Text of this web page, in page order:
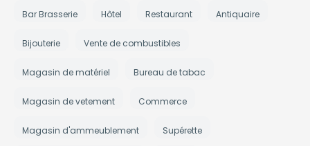
Bar Brasserie Hôtel Restaurant Antiquaire
Bijouterie Vente de combustibles
Magasin de matériel Bureau de tabac
Magasin de vetement Commerce
Magasin d'ammeublement Supérette